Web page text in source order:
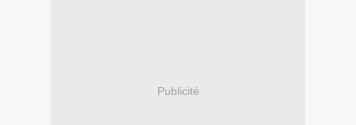
Publicité